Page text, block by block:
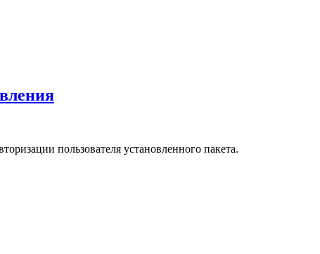
пользователя установленного пакета.